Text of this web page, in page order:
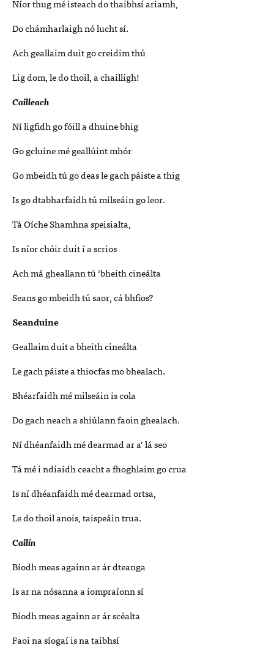
Níor thug mé isteach do thaibhsí ariamh,
Do chámharlaigh nó lucht sí.
Ach geallaim duit go creidim thú
Lig dom, le do thoil, a chailligh!
Cailleach
Ní ligfidh go fóill a dhuine bhig
Go gcluine mé geallúint mhór
Go mbeidh tú go deas le gach páiste a thig
Is go dtabharfaidh tú milseáin go leor.
Tá Oíche Shamhna speisialta,
Is níor chóir duit í a scrios
Ach má gheallann tú ‘bheith cineálta
Seans go mbeidh tú saor, cá bhfios?
Seanduine
Geallaim duit a bheith cineálta
Le gach páiste a thiocfas mo bhealach.
Bhéarfaidh mé milseáin is cola
Do gach neach a shiúlann faoin ghealach.
Ní dhéanfaidh mé dearmad ar a’ lá seo
Tá mé i ndiaidh ceacht a fhoghlaim go crua
Is ní dhéanfaidh mé dearmad ortsa,
Le do thoil anois, taispeáin trua.
Cailín
Bíodh meas againn ar ár dteanga
Is ar na nósanna a iompraíonn sí
Bíodh meas againn ar ár scéalta
Faoi na síogaí is na taibhsí